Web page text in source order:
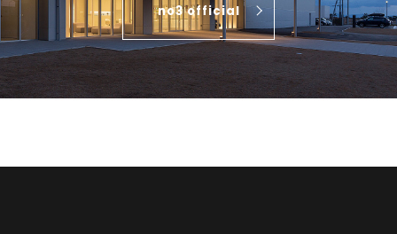
no3 official